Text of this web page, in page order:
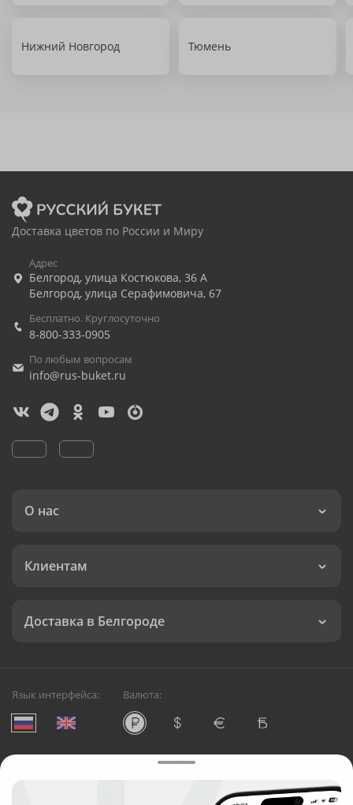
Нижний Новгород Тюмень
Доставка цветов по России и Миру
Адрес
Белгород, улица Костюкова, 36 А
Белгород, улица Серафимовича, 67
Бесплатно. Круглосуточно
8-800-333-0905
По любым вопросам
info@rus-buket.ru
О нас
Клиентам
Доставка в Белгороде
Язык интерфейса: Валюта:
Служба круглосуточной доставки цветов в Белгороде
Русский Букет, 2026